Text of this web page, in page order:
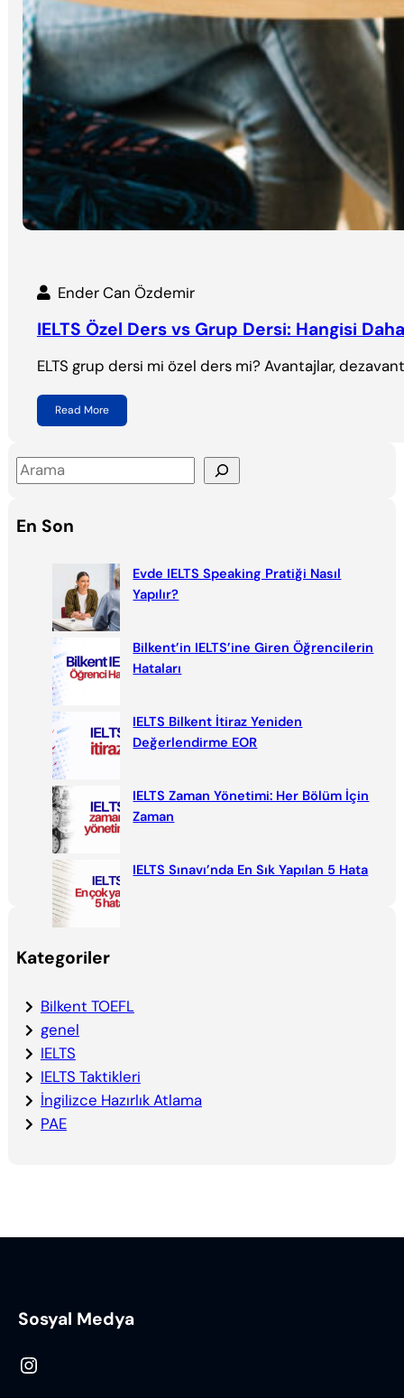
Ender Can Özdemir
IELTS Özel Ders vs Grup Dersi: Hangisi
ELTS grup dersi mi özel ders mi? Avantajlar,
Read More
S
a
r
En Son
Evde IELTS Speaking Pratiği Nasıl
Yapılır?
Bilkent’in IELTS’ine Giren Öğrencilerin
Hataları
IELTS Bilkent İtiraz Yeniden
Değerlendirme EOR
IELTS Zaman Yönetimi: Her Bölüm İçin
Zaman
IELTS Sınavı’nda En Sık Yapılan 5 Hata
Kategoriler
Bilkent TOEFL
genel
IELTS
IELTS Taktikleri
İngilizce Hazırlık Atlama
PAE
Sosyal Medya
Instagram